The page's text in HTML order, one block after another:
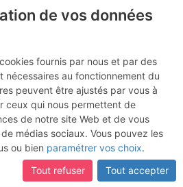
de
de vos données
fournis par nous et par des
nécessaires au fonctionnement du
peuvent être ajustés par vous à
ceux qui nous permettent de
de notre site Web et de vous
médias sociaux. Vous pouvez les
ou bien paramétrer vos choix.
Tout refuser
Tout accepter